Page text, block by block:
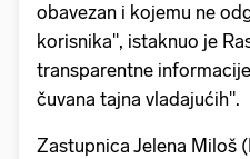
obavezan i kojemu ne
korisnika", istaknuo je
transparentne
čuvana tajna vladajućih".
Zastupnica Jelena Miloš